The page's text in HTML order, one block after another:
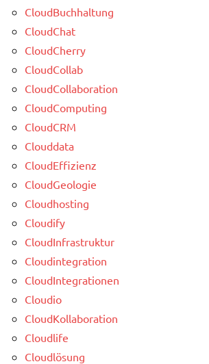
CloudBuchhaltung
CloudChat
CloudCherry
CloudCollab
CloudCollaboration
CloudComputing
CloudCRM
Clouddata
CloudEffizienz
CloudGeologie
Cloudhosting
Cloudify
CloudInfrastruktur
Cloudintegration
CloudIntegrationen
Cloudio
CloudKollaboration
Cloudlife
Cloudlösung